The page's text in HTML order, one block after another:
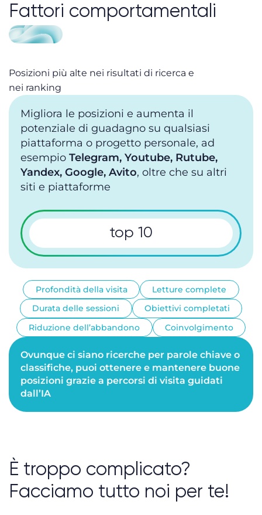
Fattori comportamentali
Posizioni più alte nei risultati di ricerca e
nei ranking
Migliora le posizioni e aumenta il
potenziale di guadagno su qualsiasi
piattaforma o progetto personale, ad
esempio Telegram, Youtube, Rutube,
Yandex, Google, Avito, oltre che su altri
siti e piattaforme
top 10
Profondità della visita
Letture complete
Durata delle sessioni
Obiettivi completati
Riduzione dell’abbandono
Coinvolgimento
Ovunque ci siano ricerche per parole chiave o
classifiche, puoi ottenere e mantenere buone
posizioni grazie a percorsi di visita guidati
dall’IA
È troppo complicato?
Facciamo tutto noi per te!